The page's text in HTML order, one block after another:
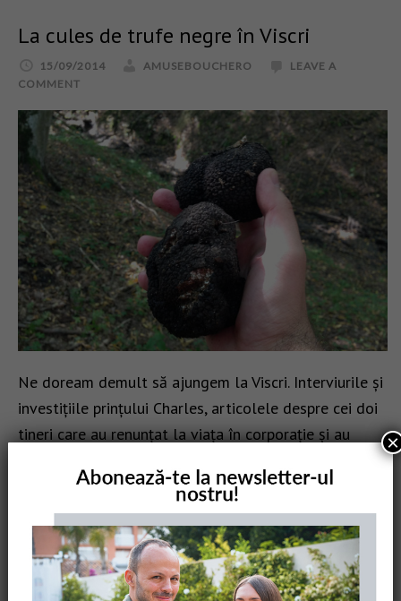
La cules de trufe negre în Viscri
15/09/2014 AMUSEBOUCHERO
LEAVE A
COMMENT
Ne doream demult să ajungem la Viscri. Interviurile și
investițiile prințului Charles, articolele despre cei doi
tineri care au renunțat la viața în corporație și au
CITY BREAK IN ROMANIA
VACANȚĂ ÎN ROMÂNIA
×